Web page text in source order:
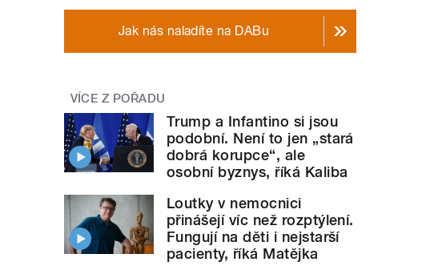
Jak nás naladíte na DABu
VÍCE Z POŘADU
Trump a Infantino si jsou
podobní. Není to jen „stará
dobrá korupce“, ale
osobní byznys, říká Kaliba
Loutky v nemocnici
přinášejí víc než rozptýlení.
Fungují na děti i nejstarší
pacienty, říká Matějka